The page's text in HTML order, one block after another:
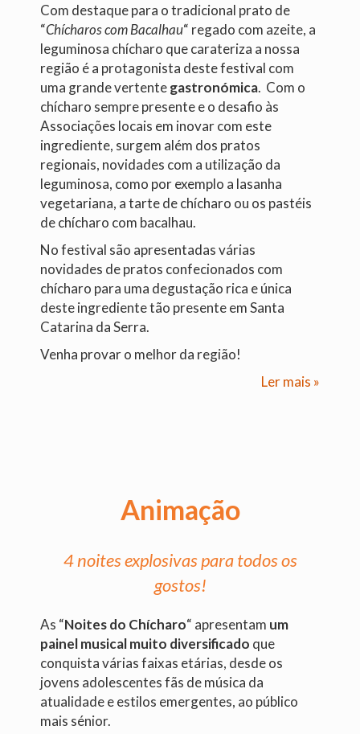
como
obter
tratamento
para
impotência
online.
Com destaque para o tradicional prato de
“Chícharos com Bacalhau“ regado com azeite, a
leguminosa chícharo que carateriza a nossa
região é a protagonista deste festival com
uma grande vertentegastronómica. Com o
chícharo sempre presente e o desafio às
Associações locais em inovar com este
ingrediente, surgem além dos pratos
regionais, novidades com a utilização da
leguminosa, como por exemplo a lasanha
vegetariana, a tarte de chícharo ou os pastéis
de chícharo com bacalhau.
No festival são apresentadas várias
novidades de pratos confecionados com
chícharo para uma degustação rica e única
deste ingrediente tão presente em Santa
Catarina da Serra.
Venha provar o melhor da região!
Ler mais »
Animação
4 noites explosivas para todos os
gostos!
As “Noites do Chícharo“ apresentam um
painel musical muito diversificado que
conquista várias faixas etárias, desde os
jovens adolescentes fãs de música da
atualidade e estilos emergentes, ao público
mais sénior.